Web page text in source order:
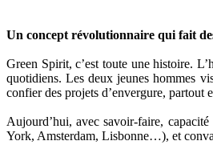
Un concept révolutionnaire qui fait
Green Spirit, c’est toute une histoire.
quotidiens. Les deux jeunes hommes
confier des projets d’envergure, partout
Aujourd’hui, avec savoir-faire,
York, Amsterdam, Lisbonne…), et